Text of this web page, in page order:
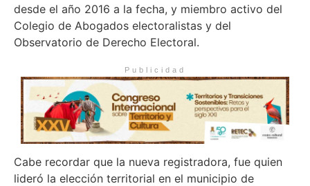
desde el año 2016 a la fecha, y miembro activo del
Colegio de Abogados electoralistas y del
Observatorio de Derecho Electoral.
Publicidad
Cabe recordar que la nueva registradora, fue quien
lideró la elección territorial en el municipio de